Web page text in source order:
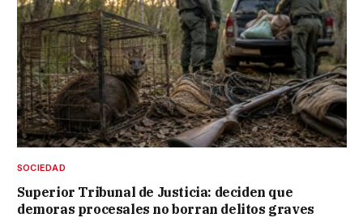
SOCIEDAD
Superior Tribunal de Justicia: deciden que
demoras procesales no borran delitos graves